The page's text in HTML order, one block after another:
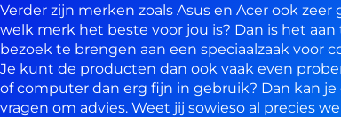
Verder zijn merken zoals Asus en Acer ook zeer
welk merk het beste voor jou is? Dan is het
bezoek te brengen aan een speciaalzaak voor
Je kunt de producten dan ook vaak even
of computer dan erg fijn in gebruik? Dan kan
vragen om advies. Weet jij sowieso al precies